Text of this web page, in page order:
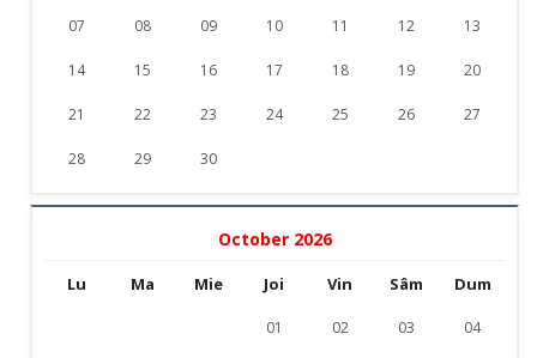
07 08 09 10 11 12 13
14 15 16 17 18 19 20
21 22 23 24 25 26 27
28 29 30
October 2026
Lu Ma Mie Joi Vin Sâm Dum
01 02 03 04